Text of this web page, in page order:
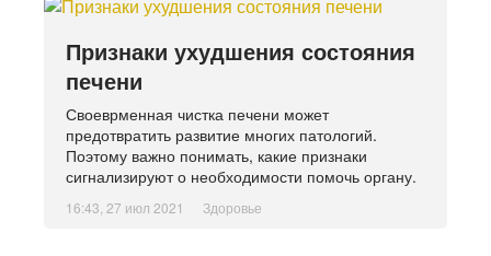
Признаки ухудшения состояния
печени
Своеврменная чистка печени может
предотвратить развитие многих патологий.
Поэтому важно понимать, какие признаки
сигнализируют о необходимости помочь органу.
16:43, 27 июл 2021 Здоровье